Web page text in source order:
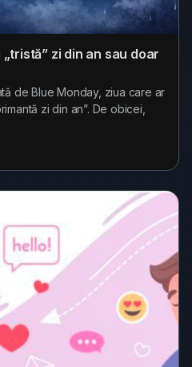
zi din an sau doar
de Blue Monday, ziua care ar
zi din an”. De obicei,
e mohorâtă, iar motivația
este Blue Monday real sau